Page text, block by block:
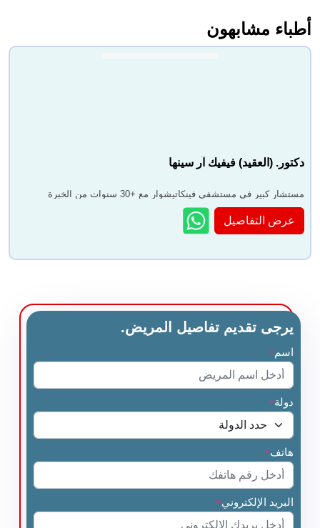
أطباء مشابهون
دكتور. (العقيد) فيفيك آر سينها
مستشار كبير في مستشفى فينكاتيشوار مع +30 سنوات من الخبرة
عرض التفاصيل
يرجى تقديم تفاصيل المريض.
اسم *
دولة*
هاتف*
البريد الإلكتروني*